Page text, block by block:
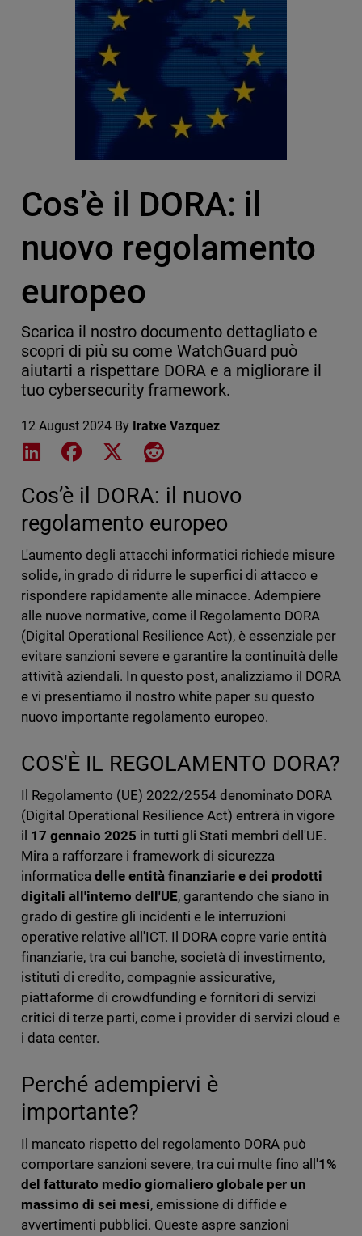
Cos’è il DORA: il
nuovo regolamento
europeo
Scarica il nostro documento dettagliato e
scopri di più su come WatchGuard può
aiutarti a rispettare DORA e a migliorare il
tuo cybersecurity framework.
12 August 2024 By Iratxe Vazquez
Share on LinkedIn
Share on Facebook
Share on XShare on Reddit
Cos’è il DORA: il nuovo
regolamento europeo
L'aumento degli attacchi informatici richiede misure
solide, in grado di ridurre le superfici di attacco e
rispondere rapidamente alle minacce. Adempiere
alle nuove normative, come il Regolamento DORA
(Digital Operational Resilience Act), è essenziale per
evitare sanzioni severe e garantire la continuità delle
attività aziendali. In questo post, analizziamo il DORA
e vi presentiamo il nostro white paper su questo
nuovo importante regolamento europeo.
COS'È IL REGOLAMENTO DORA?
Il Regolamento (UE) 2022/2554 denominato DORA
(Digital Operational Resilience Act) entrerà in vigore
il 17 gennaio 2025 in tutti gli Stati membri dell'UE.
Mira a rafforzare i framework di sicurezza
informatica delle entità finanziarie e dei prodotti
digitali all'interno dell'UE, garantendo che siano in
grado di gestire gli incidenti e le interruzioni
operative relative all'ICT. Il DORA copre varie entità
finanziarie, tra cui banche, società di investimento,
istituti di credito, compagnie assicurative,
piattaforme di crowdfunding e fornitori di servizi
critici di terze parti, come i provider di servizi cloud e
i data center.
Perché adempiervi è
importante?
Il mancato rispetto del regolamento DORA può
comportare sanzioni severe, tra cui multe fino all'1%
del fatturato medio giornaliero globale per un
massimo di sei mesi, emissione di diffide e
avvertimenti pubblici. Queste aspre sanzioni